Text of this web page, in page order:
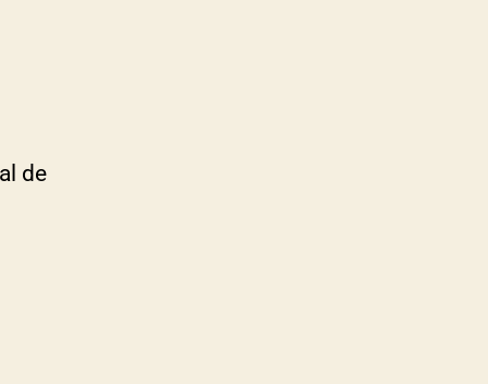
de